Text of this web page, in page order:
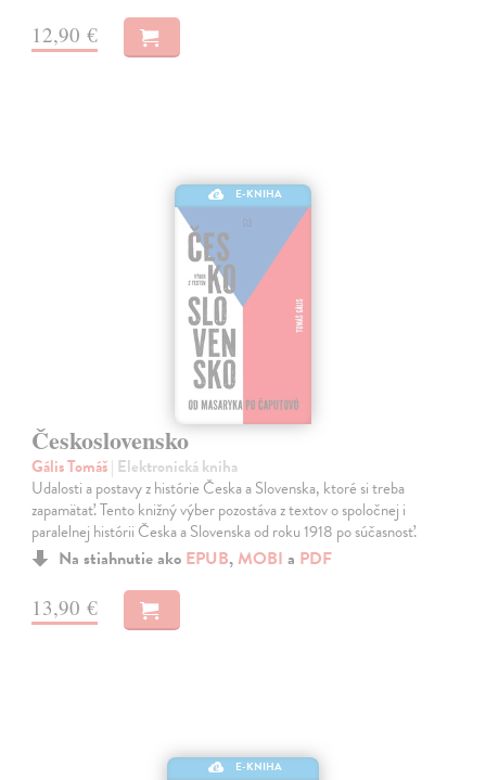
12,90 €
E-KNIHA
Československo
Gális Tomáš| Elektronická kniha
Udalosti a postavy z histórie Česka a Slovenska, ktoré si treba
zapamätať. Tento knižný výber pozostáva z textov o spoločnej i
paralelnej histórii Česka a Slovenska od roku 1918 po súčasnosť.
Na stiahnutie ako EPUB, MOBI a PDF
13,90 €
E-KNIHA